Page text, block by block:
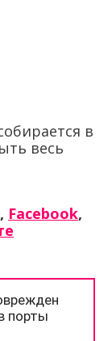
в
весь
, Facebook,